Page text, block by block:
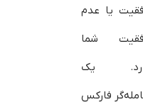
یا عدم
شما
یک
فارکس